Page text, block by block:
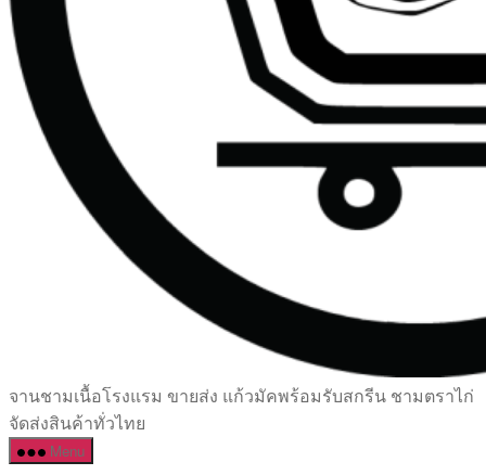
เซรามิค
ครบ
ครัน
จานชามเนื้อโรงแรม ขายส่ง แก้วมัคพร้อมรับสกรีน ชามตราไก่
จัดส่งสินค้าทั่วไทย
Menu